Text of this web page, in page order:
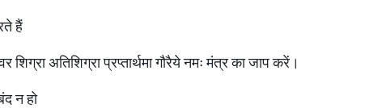
हैं
शिग्रा अतिशिग्रा प्रप्तार्थमा गौरैये नमः मंत्र का जाप करें।
न हो